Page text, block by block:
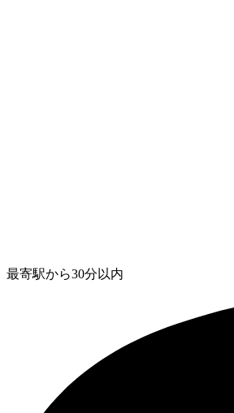
最寄駅から30分以内